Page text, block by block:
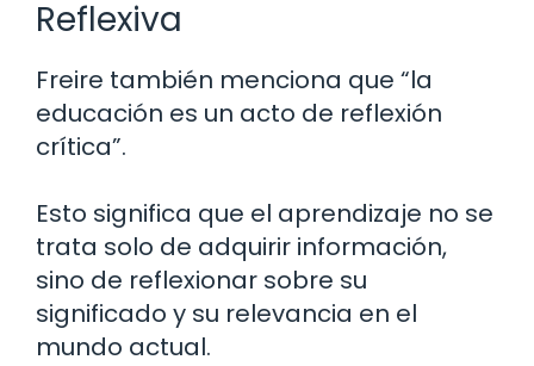
Reflexiva
Freire también menciona que “la
educación es un acto de reflexión
crítica”.
Esto significa que el aprendizaje no se
trata solo de adquirir información,
sino de reflexionar sobre su
significado y su relevancia en el
mundo actual.